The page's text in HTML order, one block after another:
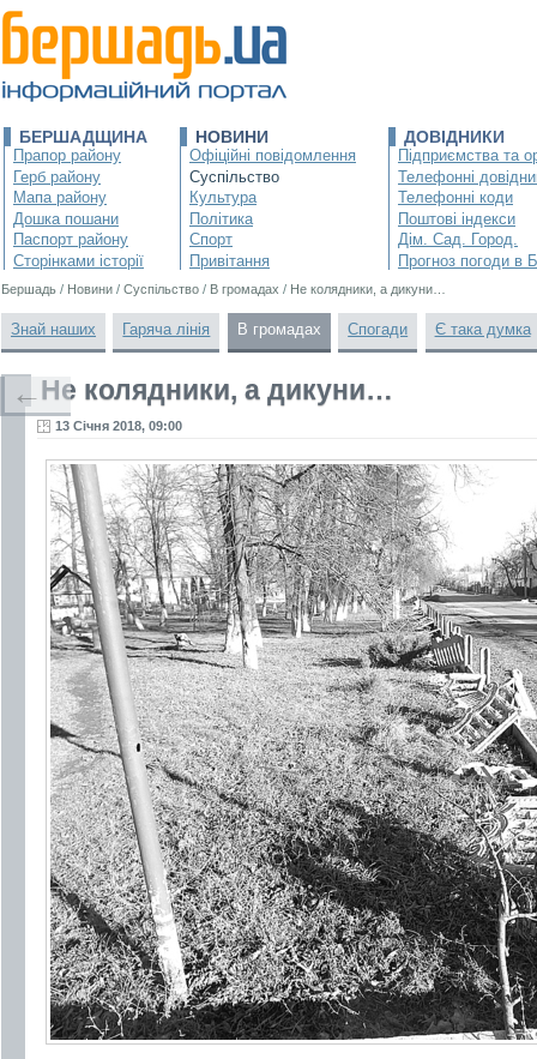
БЕРШАДЩИНА
Прапор району
Герб району
Мапа району
Дошка пошани
Паспорт району
Сторінками історії
НОВИНИ
Офіційні повідомлення
Суспільство
Культура
Політика
Спорт
Привітання
ДОВІДНИКИ
Підприємства та
Телефонні
Телефонні коди
Поштові індекси
Дім. Сад. Город.
Прогноз погоди в
Бершадь / Новини / Суспільство / В громадах / Не колядники, а дикуни…
Знай наших Гаряча лінія В громадах Спогади Є така думка
Не колядники, а дикуни…
13 Січня 2018, 09:00
←